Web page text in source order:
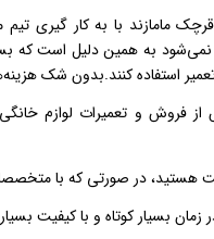
قرچک مامازند با به کار گیری
به همین دلیل است که
استفاده کنند.بدون شک
فروش و تعمیرات لوازم
هستید، در صورتی که با
زمان بسیار کوتاه و با کیفیت